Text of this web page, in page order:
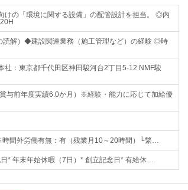
けの「環境に関する設備」の配管設計を担当。 ◎内
解）◆建設関連業務（施工管理など）の経験 ◎時
社：東京都千代田区神田駿河台2丁目5-12 NMF駿
与前年度実績6.0か月）※経験・能力に応じて加給優
間外労働有無：有（残業月10～20時間）└繁…
* 年末年始休暇（7日）* 創立記念日* 有給休…